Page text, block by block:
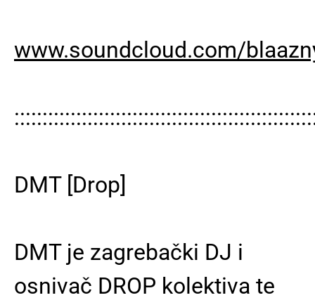
www.soundcloud.com/
DMT [Drop]
DMT je zagrebački DJ i
osnivač DROP kolektiva te